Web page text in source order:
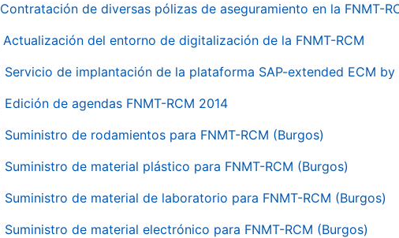
Contratación de diversas pólizas de aseguramiento en la FNMT-
Actualización del entorno de digitalización de la FNMT-RCM
Servicio de implantación de la plataforma SAP-extended ECM by
Edición de agendas FNMT-RCM 2014
Suministro de rodamientos para FNMT-RCM (Burgos)
Suministro de material plástico para FNMT-RCM (Burgos)
Suministro de material de laboratorio para FNMT-RCM (Burgos)
Suministro de material electrónico para FNMT-RCM (Burgos)